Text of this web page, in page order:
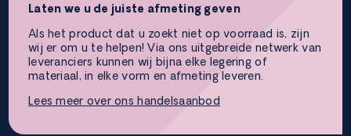
Laten we u de juiste afmeting geven
Als het product dat u zoekt niet op voorraad is, zijn
wij er om u te helpen! Via ons uitgebreide netwerk van
leveranciers kunnen wij bijna elke legering of
materiaal, in elke vorm en afmeting leveren.
Lees meer over ons handelsaanbod